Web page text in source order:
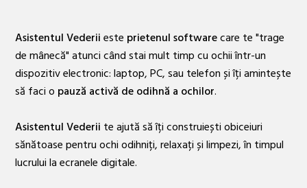
Asistentul Vederiieste prietenul softwarecare te "trage
de mânecă" atunci când stai mult timp cu ochii într-un
dispozitiv electronic: laptop, PC, sau telefon și îți amintește
să faci o pauză activă de odihnă a ochilor.
Asistentul Vederii te ajută să îți construiești obiceiuri
sănătoase pentru ochi odihniți, relaxați și limpezi, în timpul
lucrului la ecranele digitale.